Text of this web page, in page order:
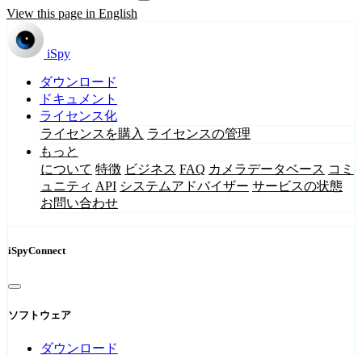
View this page in English
iSpy
ダウンロード
ドキュメント
ライセンス化
ライセンスを購入 ライセンスの管理
もっと
について 特徴 ビジネス FAQ カメラデータベース コミ
ュニティ API システムアドバイザー サービスの状態
お問い合わせ
iSpyConnect
ソフトウェア
ダウンロード